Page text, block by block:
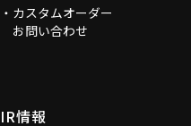
カスタムオーダー
お問い合わせ
IR情報